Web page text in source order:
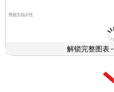
数据为指示性
解锁完整图表 -